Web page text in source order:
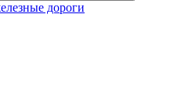
дороги